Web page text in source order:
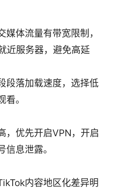
媒体流量有带宽限制，
近服务器，避免高延
段落加载速度，选择低
。
，优先开启VPN，开启
信息泄露。
内容地区化差异明